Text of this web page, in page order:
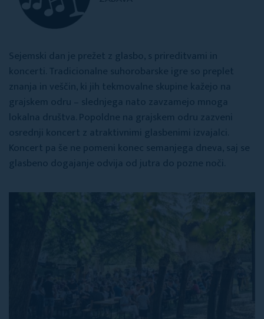
Sejemski dan je prežet z glasbo, s prireditvami in
koncerti. Tradicionalne suhorobarske igre so preplet
znanja in veščin, ki jih tekmovalne skupine kažejo na
grajskem odru – slednjega nato zavzamejo mnoga
lokalna društva. Popoldne na grajskem odru zazveni
osrednji koncert z atraktivnimi glasbenimi izvajalci.
Koncert pa še ne pomeni konec semanjega dneva, saj se
glasbeno dogajanje odvija od jutra do pozne noči.